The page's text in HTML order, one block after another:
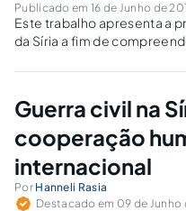
Publicado em 16 de Junho de
Este trabalho apresenta a
da Síria a fim de
Demostrando a evolução
Guerra civil na
cooperação
internacional
Por Hanneli Rasia
Destacado em 09 de Junho